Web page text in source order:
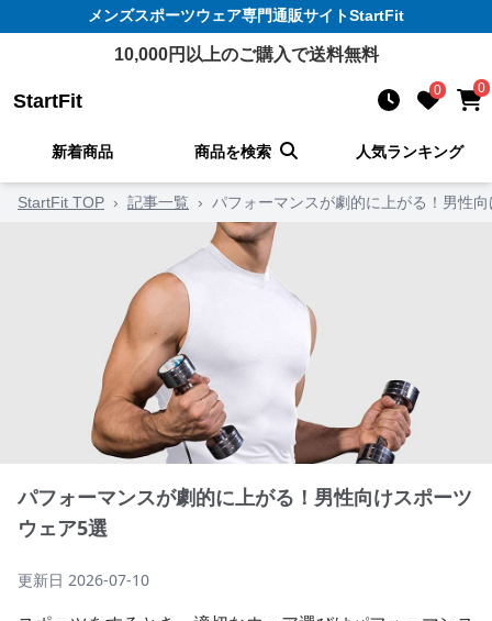
メンズスポーツウェア専門通販サイトStartFit
10,000円以上のご購入で送料無料
StartFit 0 0
新着商品 商品を検索 人気ランキング
StartFit TOP › 記事一覧 › パフォーマンスが劇的に上がる！男性
パフォーマンスが劇的に上がる！男性向けスポーツ
ウェア5選
更新日 2026-07-10